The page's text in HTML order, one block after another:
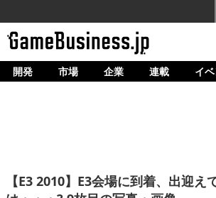
ホーム
企業動向
開発 市場 企業 連載 イ
【E3 2010】E3会場に到着、出迎え